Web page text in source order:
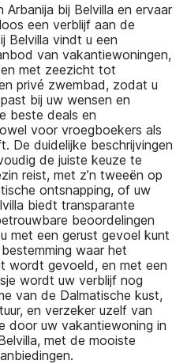
bij Belvilla en ervaar
een verblijf aan de
Belvilla vindt u een
van vakantiewoningen,
met zeezicht tot
privé zwembad, zodat u
bij uw wensen en
beste deals en
voor vroegboekers als
De duidelijke beschrijvingen
de juiste keuze te
reist, met z’n tweeën op
ontsnapping, of uw
biedt transparante
beoordelingen
met een gerust gevoel kunt
waar het
wordt gevoeld, en met een
wordt uw verblijf nog
van de Dalmatische kust,
en verzeker uzelf van
door uw vakantiewoning in
met de mooiste